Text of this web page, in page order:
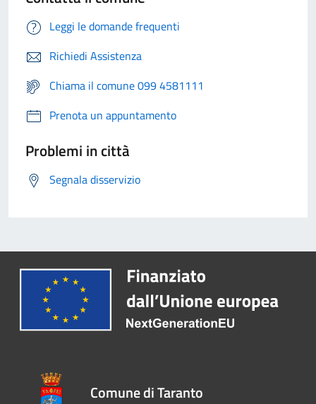
Leggi le domande frequenti
Richiedi Assistenza
Chiama il comune 099 4581111
Prenota un appuntamento
Problemi in città
Segnala disservizio
Comune di Taranto